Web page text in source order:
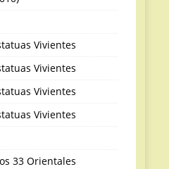
Vivientes
Vivientes
Vivientes
Vivientes
33 Orientales